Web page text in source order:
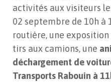
activités aux visiteurs
02 septembre de 10h à
routière, une exposition
tirs aux camions, une
déchargement de
Transports Rabouin à